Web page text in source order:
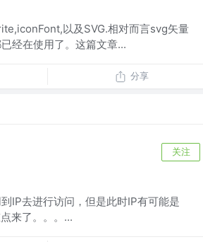
以及SVG.相对而言svg矢量
经在使用了。这篇文章...
分享
关注
IP去进行访问，但是此时IP有可能是
来了。。。...